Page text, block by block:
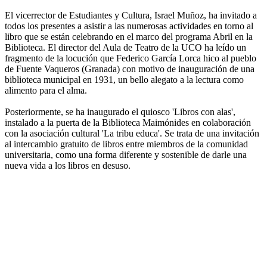
El vicerrector de Estudiantes y Cultura, Israel Muñoz, ha invitado a
todos los presentes a asistir a las numerosas actividades en torno al
libro que se están celebrando en el marco del programa Abril en la
Biblioteca. El director del Aula de Teatro de la UCO ha leído un
fragmento de la locución que Federico García Lorca hico al pueblo
de Fuente Vaqueros (Granada) con motivo de inauguración de una
biblioteca municipal en 1931, un bello alegato a la lectura como
alimento para el alma.
Posteriormente, se ha inaugurado el quiosco 'Libros con alas',
instalado a la puerta de la Biblioteca Maimónides en colaboración
con la asociación cultural 'La tribu educa'. Se trata de una invitación
al intercambio gratuito de libros entre miembros de la comunidad
universitaria, como una forma diferente y sostenible de darle una
nueva vida a los libros en desuso.